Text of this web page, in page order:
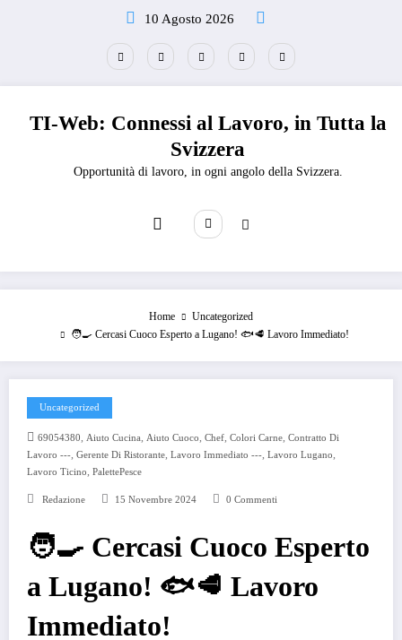
10 Agosto 2026
TI-Web: Connessi al Lavoro, in Tutta la
Svizzera
Opportunità di lavoro, in ogni angolo della Svizzera.
Home
Uncategorized
🧑‍🍳 Cercasi Cuoco Esperto a Lugano! 🐟🥩 Lavoro Immediato!
Uncategorized
69054380, Aiuto Cucina, Aiuto Cuoco, Chef, Colori Carne, Contratto Di
Lavoro ---, Gerente Di Ristorante, Lavoro Immediato ---, Lavoro Lugano,
Lavoro Ticino, PalettePesce
Redazione 15 Novembre 2024 0 Commenti
🧑‍🍳 Cercasi Cuoco Esperto
a Lugano! 🐟🥩 Lavoro
Immediato!